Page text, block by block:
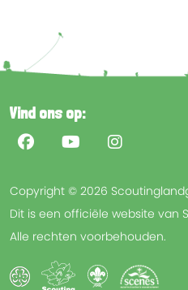
Vind ons op:
Copyright © 2026
Dit is een officiële website van
Alle rechten voorbehouden.